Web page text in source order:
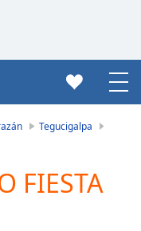
Tegucigalpa
FIESTA